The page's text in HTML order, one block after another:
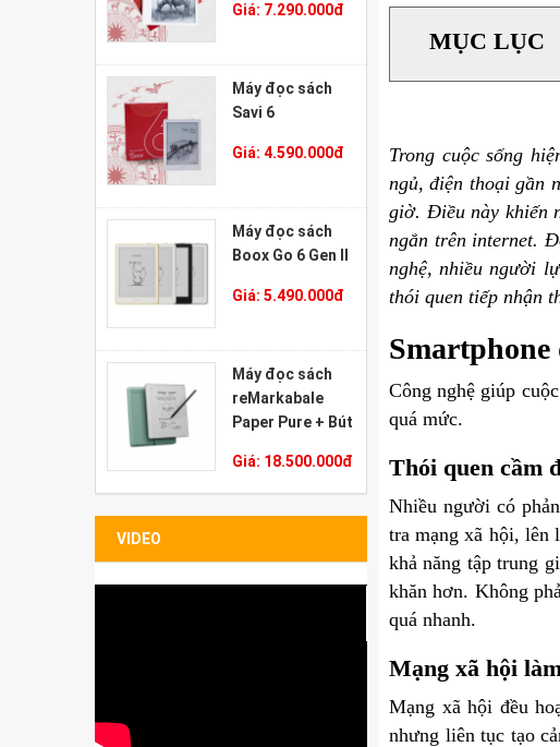
Giá: 7.290.000đ
Máy đọc sách
Savi 6
Giá: 4.590.000đ
Máy đọc sách
Boox Go 6 Gen II
Giá: 5.490.000đ
Máy đọc sách
reMarkabale
Paper Pure + Bút
Bao đựng Sleeve
Folio
Giá: 18.500.000đ
VIDEO
MỤC LỤC
Trong cuộc sống
ngủ, điện thoại gần
giờ. Điều này khiến
ngắn trên internet.
nghệ, nhiều người
thói quen tiếp nhận
Smartphone
Công nghệ giúp
quá mức.
Thói quen cầm
Nhiều người có
tra mạng xã hội, lên
khả năng tập trung
khăn hơn. Không
quá nhanh.
Mạng xã hội
Mạng xã hội đều
nhưng liên tục tạo